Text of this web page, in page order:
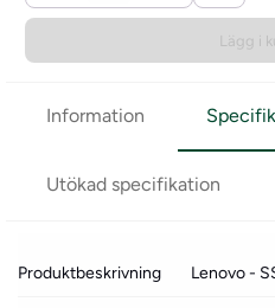
Lägg i
Information
Utökad specifikation
Produktbeskrivning Lenovo -